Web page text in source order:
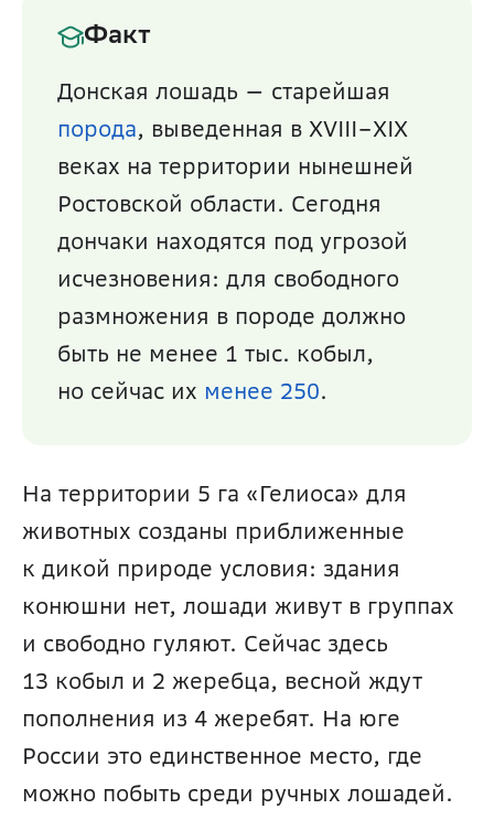
Факт
порода, выведенная в XVIII–XIX
веках на территории нынешней
Ростовской области. Сегодня
дончаки находятся под угрозой
исчезновения: для свободного
размножения в породе должно
быть не менее 1 тыс. кобыл,
но сейчас их менее 250.
На территории 5 га «Гелиоса» для
животных созданы приближенные
к дикой природе условия: здания
конюшни нет, лошади живут в группах
и свободно гуляют. Сейчас здесь
13 кобыл и 2 жеребца, весной ждут
пополнения из 4 жеребят. На юге
России это единственное место, где
можно побыть среди ручных лошадей.